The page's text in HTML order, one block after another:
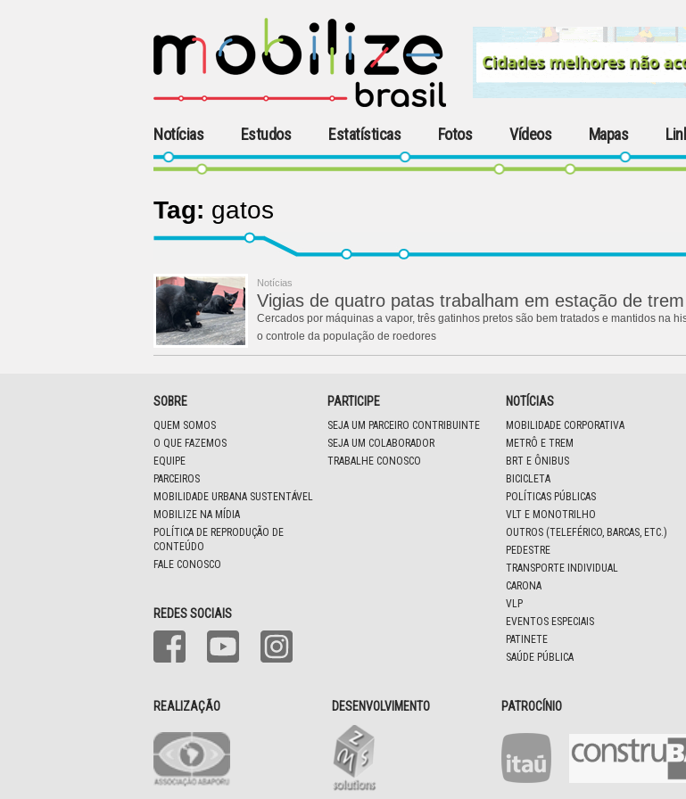
Notícias Estudos Estatísticas Fotos Vídeos Mapas
Tag: gatos
Notícias
Vigias de quatro patas trabalham em estação de
Cercados por máquinas a vapor, três gatinhos pretos são bem tratados e mantidos na
o controle da população de roedores
SOBRE
QUEM SOMOS
O QUE FAZEMOS
EQUIPE
PARCEIROS
MOBILIDADE URBANA SUSTENTÁVEL
MOBILIZE NA MÍDIA
POLÍTICA DE REPRODUÇÃO DE
CONTEÚDO
FALE CONOSCO
PARTICIPE
SEJA UM PARCEIRO CONTRIBUINTE
SEJA UM COLABORADOR
TRABALHE CONOSCO
REDES SOCIAIS
NOTÍCIAS
MOBILIDADE CORPORATIVA
METRÔ E TREM
BRT E ÔNIBUS
BICICLETA
POLÍTICAS PÚBLICAS
VLT E MONOTRILHO
OUTROS (TELEFÉRICO, BARCAS, ETC.)
PEDESTRE
TRANSPORTE INDIVIDUAL
CARONA
VLP
EVENTOS ESPECIAIS
PATINETE
SAÚDE PÚBLICA
REALIZAÇÃO DESENVOLVIMENTO PATROCÍNIO